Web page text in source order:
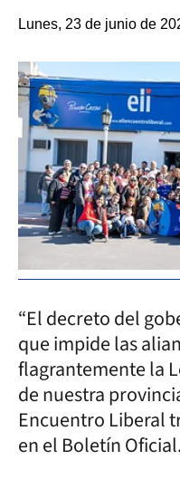
Lunes, 23 de junio de
“El decreto del
que impide las
flagrantemente la
de nuestra
Encuentro Liberal
en el Boletín Oficial.